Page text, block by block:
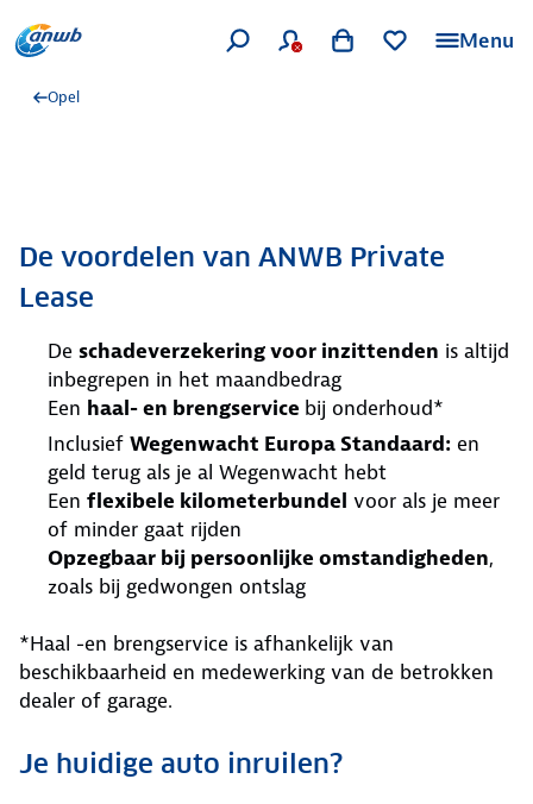
Menu
Opel
De voordelen van ANWB Private
Lease
De schadeverzekering voor inzittenden is altijd
inbegrepen in het maandbedrag
Een haal- en brengservice bij onderhoud*
Inclusief Wegenwacht Europa Standaard: en
geld terug als je al Wegenwacht hebt
Een flexibele kilometerbundel voor als je meer
of minder gaat rijden
Opzegbaar bij persoonlijke omstandigheden,
zoals bij gedwongen ontslag
*Haal -en brengservice is afhankelijk van
beschikbaarheid en medewerking van de betrokken
dealer of garage.
Je huidige auto inruilen?